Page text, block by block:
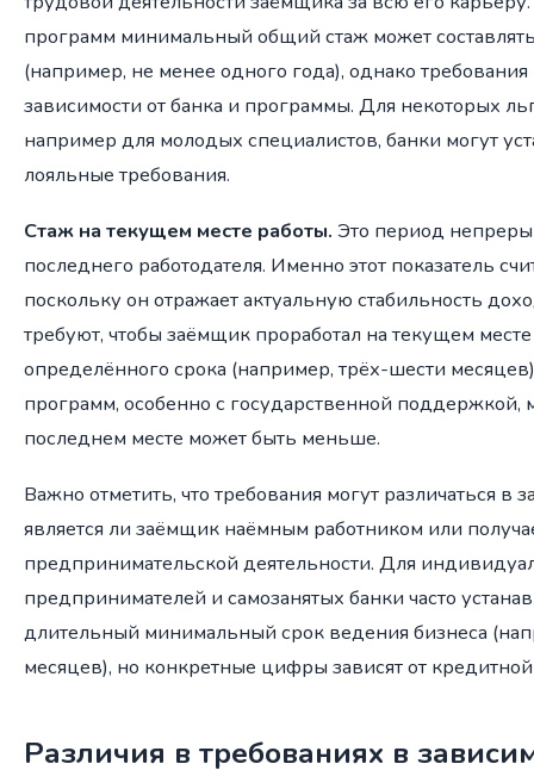
программ минимальный общий стаж может
(например, не менее одного года), однако требования
зависимости от банка и программы. Для некоторых
например для молодых специалистов, банки могут
лояльные требования.
Стаж на текущем месте работы. Это период
последнего работодателя. Именно этот показатель
поскольку он отражает актуальную стабильность
требуют, чтобы заёмщик проработал на текущем
определённого срока (например, трёх-шести
программ, особенно с государственной
последнем месте может быть меньше.
Важно отметить, что требования могут различаться в
является ли заёмщик наёмным работником или
предпринимательской деятельности. Для
предпринимателей и самозанятых банки часто
длительный минимальный срок ведения бизнеса
месяцев), но конкретные цифры зависят от
Различия в требованиях в